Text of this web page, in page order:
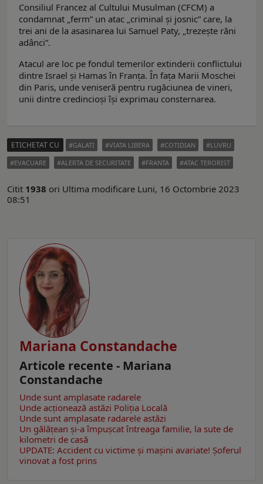
Consiliul Francez al Cultului Musulman (CFCM) a
condamnat „ferm” un atac „criminal și josnic” care, la
trei ani de la asasinarea lui Samuel Paty, „trezește răni
adânci”.
Atacul are loc pe fondul temerilor extinderii conflictului
dintre Israel și Hamas în Franța. În fața Marii Moschei
din Paris, unde veniseră pentru rugăciunea de vineri,
unii dintre credincioși își exprimau consternarea.
ETICHETAT CU GALATI VIATA LIBERA COTIDIAN
LUVRU
EVACUARE
ALERTA DE SECURITATE FRANTA ATAC TERORIST
Citit 1938 ori Ultima modificare Luni, 16 Octombrie 2023
08:51
Mariana Constandache
Articole recente - Mariana
Constandache
Unde sunt amplasate radarele
Unde acționează astăzi Poliția Locală
Unde sunt amplasate radarele astăzi
Un gălăţean și-a împușcat întreaga familie, la sute de
kilometri de casă
UPDATE: Accident cu victime și mașini avariate! Șoferul
vinovat a fost prins